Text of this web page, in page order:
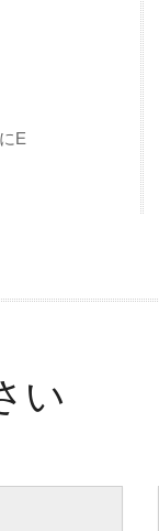
にE
い